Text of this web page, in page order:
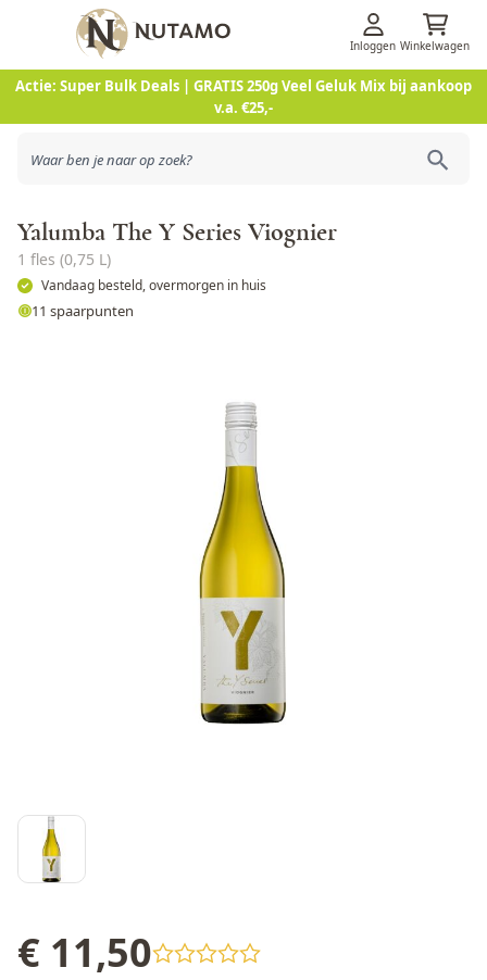
Actie: Super Bulk Deals | GRATIS 250g Veel Geluk Mix bij aankoop
v.a. €25,-
Ga naar de inhoud
Inloggen Winkelwagen
Yalumba The Y Series Viognier
1 fles (0,75 L)
Vandaag besteld, overmorgen in huis
11 spaarpunten
€ 11,50